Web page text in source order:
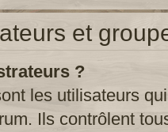
et
?
les utilisateurs
Ils contrôlent